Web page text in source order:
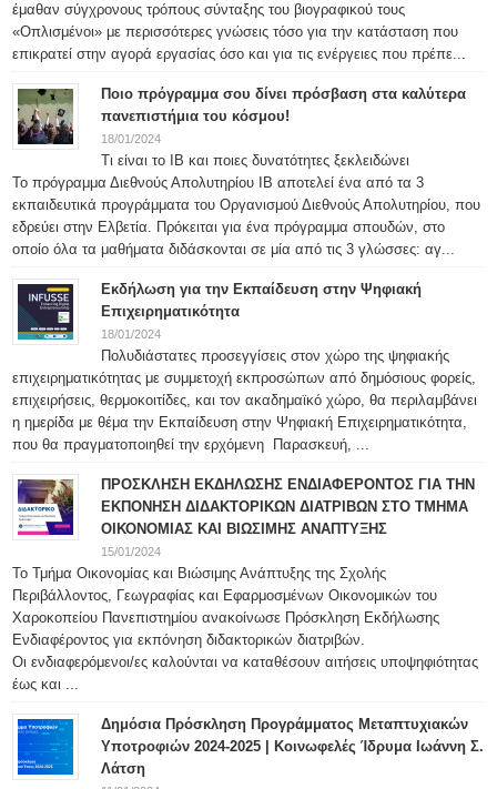
έμαθαν σύγχρονους τρόπους σύνταξης του βιογραφικού τους
«Οπλισμένοι» με περισσότερες γνώσεις τόσο για την κατάσταση που
επικρατεί στην αγορά εργασίας όσο και για τις ενέργειες που πρέπε...
Ποιο πρόγραμμα σου δίνει πρόσβαση στα καλύτερα
πανεπιστήμια του κόσμου!
18/01/2024
Τι είναι το IB και ποιες δυνατότητες ξεκλειδώνει
Το πρόγραμμα Διεθνούς Απολυτηρίου IB αποτελεί ένα από τα 3
εκπαιδευτικά προγράμματα του Οργανισμού Διεθνούς Απολυτηρίου, που
εδρεύει στην Ελβετία. Πρόκειται για ένα πρόγραμμα σπουδών, στο
οποίο όλα τα μαθήματα διδάσκονται σε μία από τις 3 γλώσσες: αγ...
Εκδήλωση για την Εκπαίδευση στην Ψηφιακή
Επιχειρηματικότητα
18/01/2024
Πολυδιάστατες προσεγγίσεις στον χώρο της ψηφιακής
επιχειρηματικότητας με συμμετοχή εκπροσώπων από δημόσιους φορείς,
επιχειρήσεις, θερμοκοιτίδες, και τον ακαδημαϊκό χώρο, θα περιλαμβάνει
η ημερίδα με θέμα την Εκπαίδευση στην Ψηφιακή Επιχειρηματικότητα,
που θα πραγματοποιηθεί την ερχόμενη Παρασκευή, ...
ΠΡΟΣΚΛΗΣΗ ΕΚΔΗΛΩΣΗΣ ΕΝΔΙΑΦΕΡΟΝΤΟΣ ΓΙΑ ΤΗΝ
ΕΚΠΟΝΗΣΗ ΔΙΔΑΚΤΟΡΙΚΩΝ ΔΙΑΤΡΙΒΩΝ ΣΤΟ ΤΜΗΜΑ
ΟΙΚΟΝΟΜΙΑΣ ΚΑΙ ΒΙΩΣΙΜΗΣ ΑΝΑΠΤΥΞΗΣ
15/01/2024
Το Τμήμα Οικονομίας και Βιώσιμης Ανάπτυξης της Σχολής
Περιβάλλοντος, Γεωγραφίας και Εφαρμοσμένων Οικονομικών του
Χαροκοπείου Πανεπιστημίου ανακοίνωσε Πρόσκληση Εκδήλωσης
Ενδιαφέροντος για εκπόνηση διδακτορικών διατριβών.
Οι ενδιαφερόμενοι/ες καλούνται να καταθέσουν αιτήσεις υποψηφιότητας
έως και ...
Δημόσια Πρόσκληση Προγράμματος Μεταπτυχιακών
Υποτροφιών 2024-2025 | Κοινωφελές Ίδρυμα Ιωάννη Σ.
Λάτση